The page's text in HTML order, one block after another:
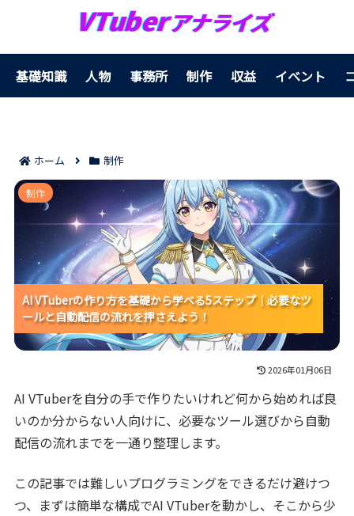
基礎知識 人物 事務所 制作 収益 イベント
ホーム 制作
AI VTuberの作り方を基礎から学べる5ステップ｜必要
なツールと自動配信の流れを押さえよう！
AI VTuberの作り方を基礎から学べる5ステップ｜必要なツ
ールと自動配信の流れを押さえよう！
AI VTuberの作り方を基礎から学べる5ステップ｜必要なツ
ールと自動配信の流れを押さえよう！
AI VTuberの作り方を基礎から学べる5ステップ｜必要なツ
ールと自動配信の流れを押さえよう！
制作
2026年01月06日
AI VTuberを自分の手で作りたいけれど何から始めれば良
いのか分からない人向けに、必要なツール選びから自動
配信の流れまでを一通り整理します。
この記事では難しいプログラミングをできるだけ避けつ
つ、まずは簡単な構成でAI VTuberを動かし、そこから少